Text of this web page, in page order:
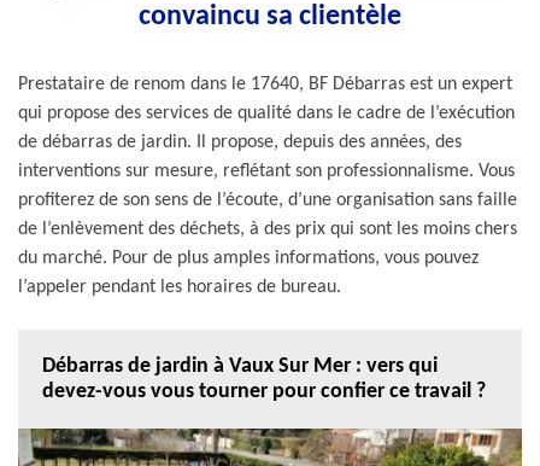
convaincu sa clientèle
Prestataire de renom dans le 17640, BF Débarras est un expert
qui propose des services de qualité dans le cadre de l’exécution
de débarras de jardin. Il propose, depuis des années, des
interventions sur mesure, reflétant son professionnalisme. Vous
profiterez de son sens de l’écoute, d’une organisation sans faille
de l’enlèvement des déchets, à des prix qui sont les moins chers
du marché. Pour de plus amples informations, vous pouvez
l’appeler pendant les horaires de bureau.
Débarras de jardin à Vaux Sur Mer : vers qui
devez-vous vous tourner pour confier ce travail ?